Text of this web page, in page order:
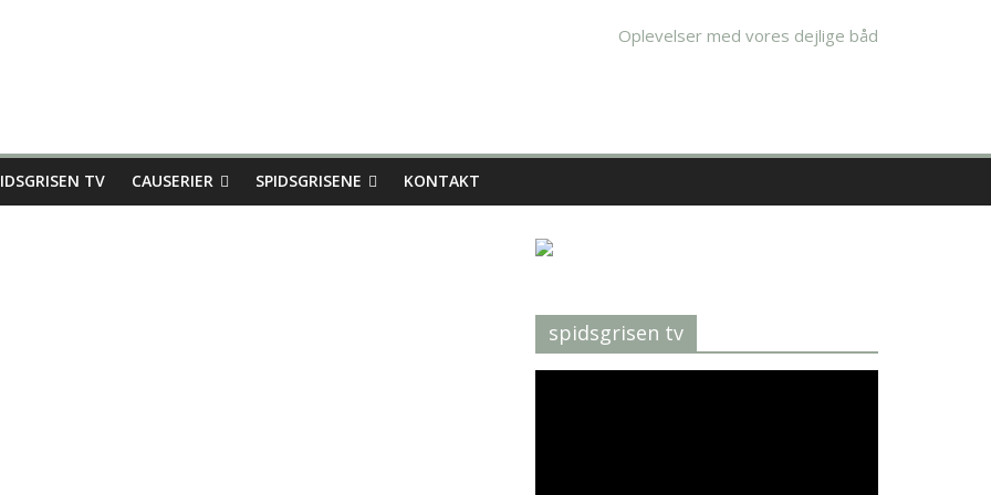
Oplevelser med vores dejlige båd
TV CAUSERIER SPIDSGRISENE KONTAKT
spidsgrisen tv